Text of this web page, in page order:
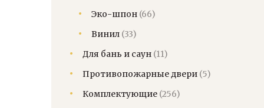
Эко-шпон (66)
Винил (33)
Для бань и саун (11)
Противопожарные двери (5)
Комплектующие (256)